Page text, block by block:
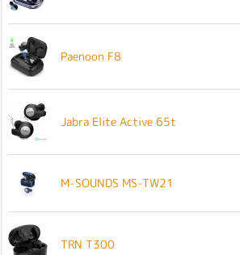
Paenoon F8
Jabra Elite Active 65t
M-SOUNDS MS-TW21
TRN T300